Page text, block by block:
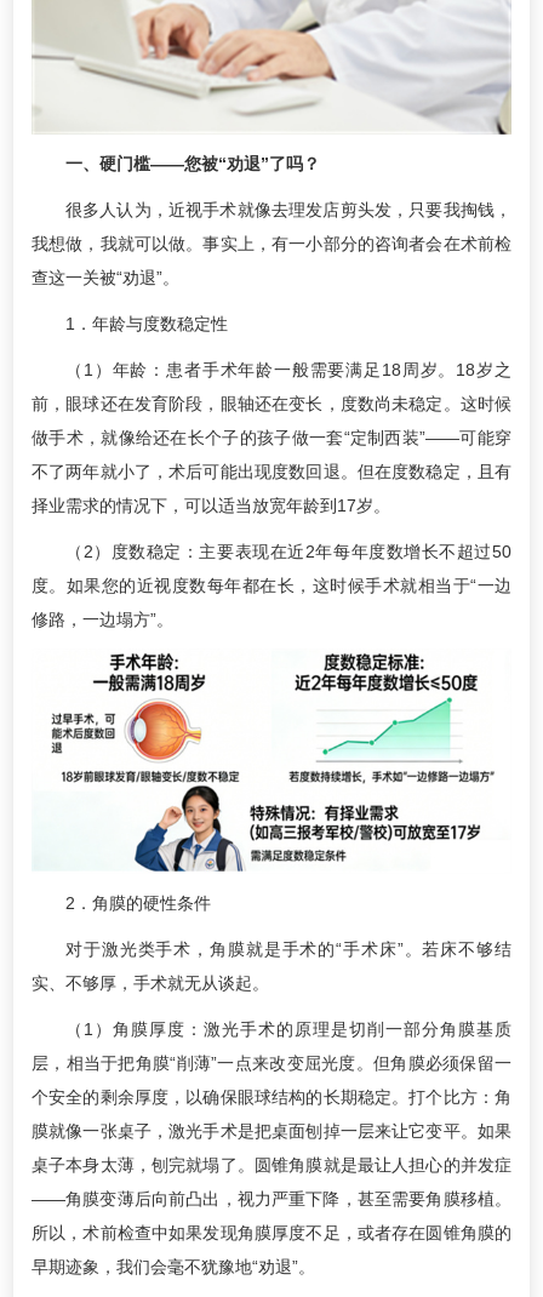
一、硬门槛——您被“劝退”了吗？
很多人认为，近视手术就像去理发店剪头发，只要我掏钱，
我想做，我就可以做。事实上，有一小部分的咨询者会在术前检
查这一关被“劝退”。
1．年龄与度数稳定性
（1）年龄：患者手术年龄一般需要满足18周岁。18岁之
前，眼球还在发育阶段，眼轴还在变长，度数尚未稳定。这时候
做手术，就像给还在长个子的孩子做一套“定制西装”——可能穿
不了两年就小了，术后可能出现度数回退。但在度数稳定，且有
择业需求的情况下，可以适当放宽年龄到17岁。
（2）度数稳定：主要表现在近2年每年度数增长不超过50
度。如果您的近视度数每年都在长，这时候手术就相当于“一边
修路，一边塌方”。
2．角膜的硬性条件
对于激光类手术，角膜就是手术的“手术床”。若床不够结
实、不够厚，手术就无从谈起。
（1）角膜厚度：激光手术的原理是切削一部分角膜基质
层，相当于把角膜“削薄”一点来改变屈光度。但角膜必须保留一
个安全的剩余厚度，以确保眼球结构的长期稳定。打个比方：角
膜就像一张桌子，激光手术是把桌面刨掉一层来让它变平。如果
桌子本身太薄，刨完就塌了。圆锥角膜就是最让人担心的并发症
——角膜变薄后向前凸出，视力严重下降，甚至需要角膜移植。
所以，术前检查中如果发现角膜厚度不足，或者存在圆锥角膜的
早期迹象，我们会毫不犹豫地“劝退”。